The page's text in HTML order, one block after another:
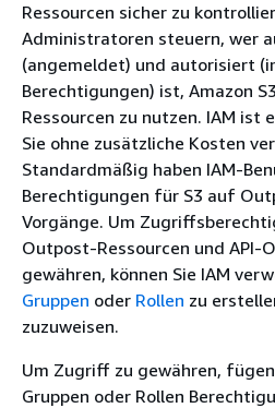
Ressourcen sicher zu
Administratoren steuern, wer
(angemeldet) und autorisiert
Berechtigungen) ist, Amazon
Ressourcen zu nutzen. IAM ist
Sie ohne zusätzliche Kosten
Standardmäßig haben IAM-
Berechtigungen für S3 auf
Vorgänge. Um
Outpost-Ressourcen und API-
gewähren, können Sie IAM
Gruppen oder Rollen zu
zuzuweisen.
Um Zugriff zu gewähren,
Gruppen oder Rollen